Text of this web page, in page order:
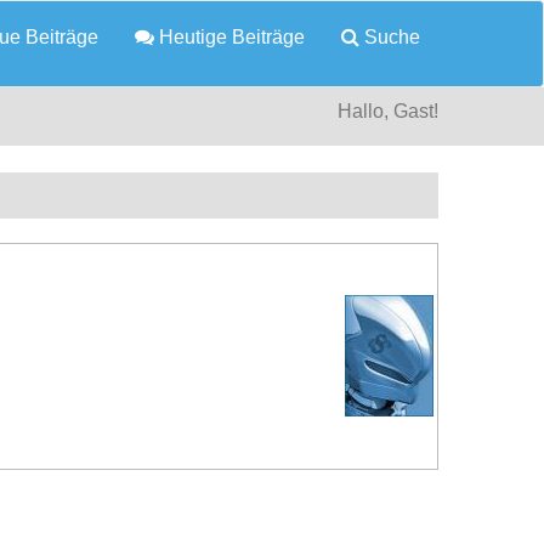
Beiträge Heutige Beiträge Suche
Hallo, Gast!